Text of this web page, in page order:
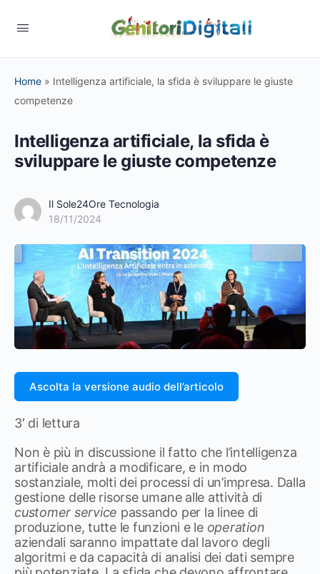
Home » Intelligenza artificiale, la sfida è sviluppare le giuste
competenze
Intelligenza artificiale, la sfida è
sviluppare le giuste competenze
Il Sole24Ore Tecnologia
18/11/2024
Ascolta la versione audio dell’articolo
3′ di lettura
Non è più in discussione il fatto che l’intelligenza
artificiale andrà a modificare, e in modo
sostanziale, molti dei processi di un’impresa. Dalla
gestione delle risorse umane alle attività di
customer service passando per la linee di
produzione, tutte le funzioni e leoperation
aziendali saranno impattate dal lavoro degli
algoritmi e da capacità di analisi dei dati sempre